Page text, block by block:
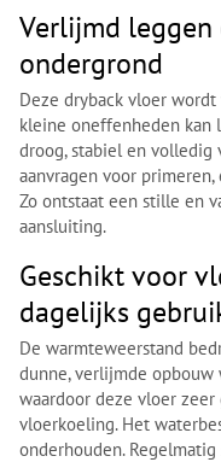
Verlijmd leggen
ondergrond
Deze dryback vloer
kleine oneffenheden kan
droog, stabiel en volledig
aanvragen voor
Zo ontstaat een stille en
aansluiting.
Geschikt voor
dagelijks
De warmteweerstand
dunne, verlijmde
waardoor deze vloer
vloerkoeling. Het
onderhouden.